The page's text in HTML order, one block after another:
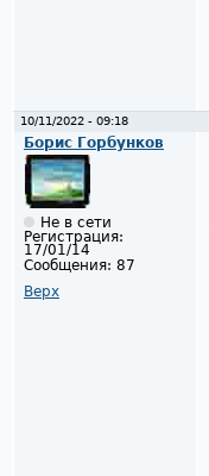
10/11/2022 - 09:18
Борис Горбунков
Не в сети
Регистрация:
17/01/14
Сообщения: 87
Верх